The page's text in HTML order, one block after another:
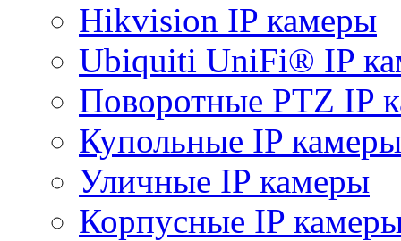
Hikvision IP камеры
Ubiquiti UniFi® IP
Поворотные PTZ IP
Купольные IP камеры
Уличные IP камеры
Корпусные IP